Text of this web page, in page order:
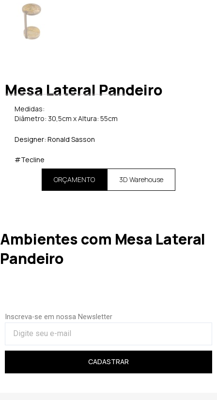
Mesa Lateral Pandeiro
Medidas:
Diâmetro: 30,5cm x Altura: 55cm
Designer: Ronald Sasson
#Tecline
ORÇAMENTO 3D Warehouse
Ambientes com Mesa Lateral
Pandeiro
Inscreva-se em nossa Newsletter
CADASTRAR